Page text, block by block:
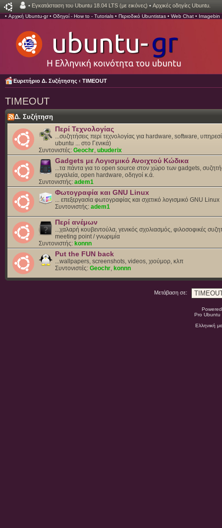
• Εγκατάσταση του Ubuntu 18.04 LTS (με εικόνες) • Αρχικές οδηγίες Ubuntu.
• Αρχική Ubuntu-gr• Οδηγοί - How to - Tutorials • Περιοδικό Ubuntistas • Web Chat • Imagebin
Ευρετήριο Δ. Συζήτησης ‹ TIMEOUT
TIMEOUT
Δ. Συζήτηση
Περί Τεχνολογίας
...συζητήσεις περί τεχνολογίας για hardware, software,
ubuntu ... στο Γενικά)
Συντονιστές: Geochr, ubuderix
Gadgets με Λογισμικό Ανοιχτού Κώδικα
...τα πάντα για το open source στον χώρο των gadgets,
εργαλεία, open hardware, οδηγοί κ.ά.
Συντονιστής: adem1
Φωτογραφία και GNU Linux
... επεξεργασία φωτογραφίας και σχετικό λογισμικό GNU Linux
Συντονιστής: adem1
Περί ανέμων
...χαλαρή κουβεντούλα, γενικός σχολιασμός, φιλοσοφικές
meeting point / γνωριμία
Συντονιστής: konnn
Put the FUN back
...wallpapers, screenshots, videos, χιούμορ, κλπ
Συντονιστές: Geochr, konnn
Μετάβαση σε:
Pro
Ελληνική